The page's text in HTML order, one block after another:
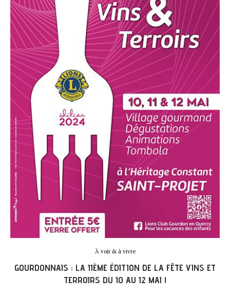
À voir & à vivre
GOURDONNAIS : LA 11ÈME ÉDITION DE LA FÊTE VINS ET
TERROIRS DU 10 AU 12 MAI !